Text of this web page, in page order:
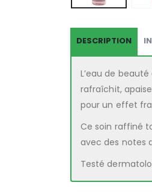
DESCRIPTION
L’eau de
rafraîchit,
pour un effet
Ce soin raffiné
avec des notes
Testé